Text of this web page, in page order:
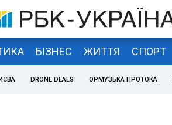
БІЗНЕС ЖИТТЯ СПОРТ
DRONE DEALS ОРМУЗЬКА ПРОТОКА